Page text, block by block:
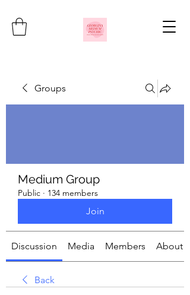
Groups
Medium Group
Public · 134 members
Join
Discussion Media Members About
Back